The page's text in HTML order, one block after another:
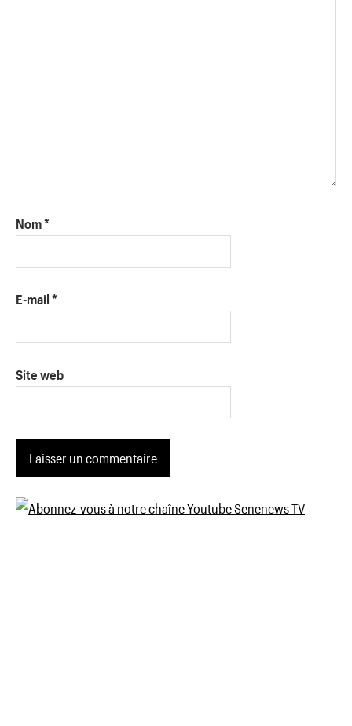
Nom*
E-mail *
Site web